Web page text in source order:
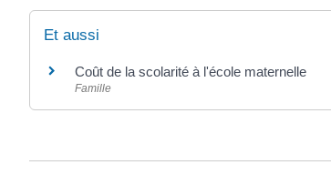
Et aussi
Coût de la scolarité à l'école maternelle
Famille